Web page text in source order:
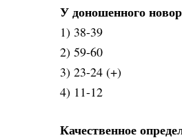
У доношенного
1) 38-39
2) 59-60
3) 23-24 (+)
4) 11-12
Качественное